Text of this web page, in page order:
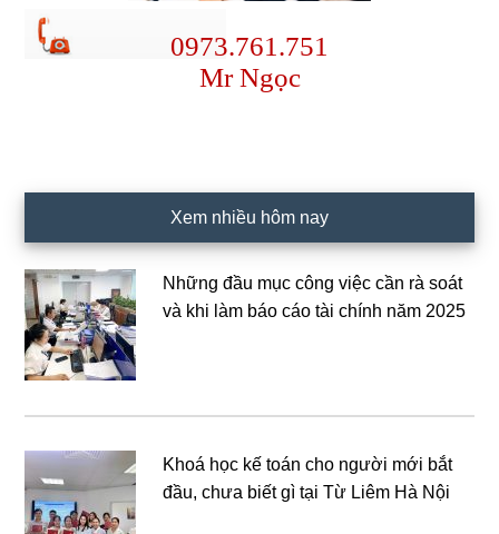
0973.761.751
Mr Ngọc
Xem nhiều hôm nay
Những đầu mục công việc cần rà soát
và khi làm báo cáo tài chính năm 2025
Khoá học kế toán cho người mới bắt
đầu, chưa biết gì tại Từ Liêm Hà Nội